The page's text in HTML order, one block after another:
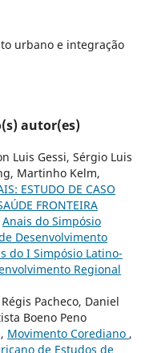
urbano e integração
autor(es)
Luis Gessi, Sérgio Luis
Martinho Kelm,
ESTUDO DE CASO
FRONTEIRA
Anais do Simpósio
Desenvolvimento
do I Simpósio Latino-
Regional
Pacheco, Daniel
Boeno Peno
Movimento Corediano ,
de Estudos de